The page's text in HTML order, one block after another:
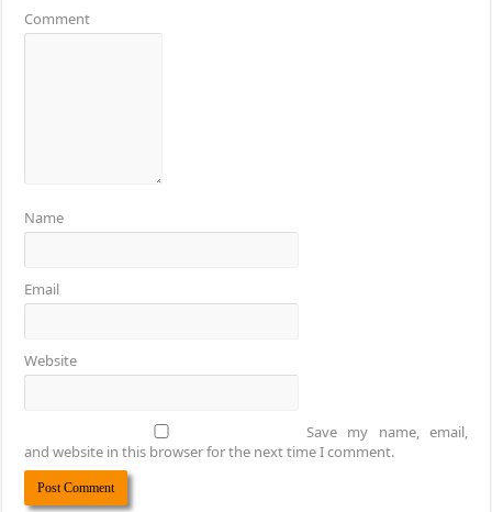
Comment
Name
Email
Website
Save my name, email,
and website in this browser for the next time I comment.